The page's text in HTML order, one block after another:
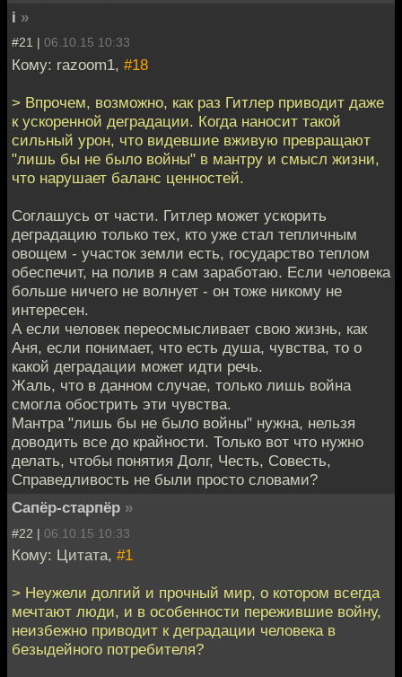
i »
#21 | 06.10.15 10:33
Кому: razoom1, #18
> Впрочем, возможно, как раз Гитлер приводит даже
к ускоренной деградации. Когда наносит такой
сильный урон, что видевшие вживую превращают
"лишь бы не было войны" в мантру и смысл жизни,
что нарушает баланс ценностей.
Соглашусь от части. Гитлер может ускорить
деградацию только тех, кто уже стал тепличным
овощем - участок земли есть, государство теплом
обеспечит, на полив я сам заработаю. Если человека
больше ничего не волнует - он тоже никому не
интересен.
А если человек переосмысливает свою жизнь, как
Аня, если понимает, что есть душа, чувства, то о
какой деградации может идти речь.
Жаль, что в данном случае, только лишь война
смогла обострить эти чувства.
Мантра "лишь бы не было войны" нужна, нельзя
доводить все до крайности. Только вот что нужно
делать, чтобы понятия Долг, Честь, Совесть,
Справедливость не были просто словами?
Сапёр-старпёр »
#22 | 06.10.15 10:33
Кому: Цитата, #1
> Неужели долгий и прочный мир, о котором всегда
мечтают люди, и в особенности пережившие войну,
неизбежно приводит к деградации человека в
безыдейного потребителя?